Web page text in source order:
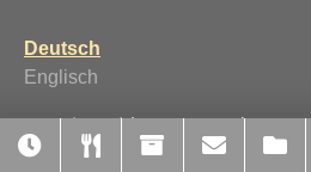
Deutsch
Englisch
Running withTYPO3and